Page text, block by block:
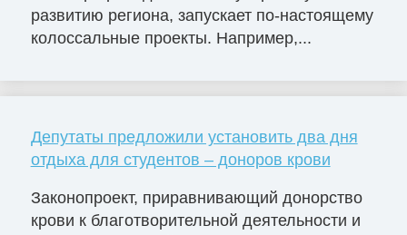
развитию региона, запускает по-настоящему
колоссальные проекты. Например,...
Депутаты предложили установить два дня
отдыха для студентов – доноров крови
Законопроект, приравнивающий донорство
крови к благотворительной деятельности и